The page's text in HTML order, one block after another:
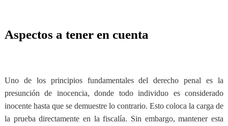
Aspectos a tener en cuenta
Uno de los principios fundamentales del derecho penal es la
presunción de inocencia, donde todo individuo es considerado
inocente hasta que se demuestre lo contrario. Esto coloca la carga de
la prueba directamente en la fiscalía. Sin embargo, mantener esta